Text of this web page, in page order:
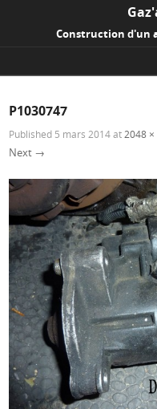
Construction d'un
P1030747
Published 5 mars 2014at 2048
Next →